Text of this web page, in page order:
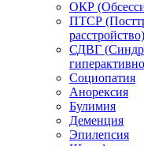
ОКР
ПТСР
расстройство)
СДВГ
Социопатия
Анорексия
Булимия
Деменция
Эпилепсия